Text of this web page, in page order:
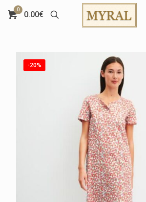
0
0.00€
-20%